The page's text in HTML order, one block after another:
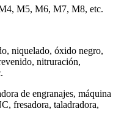
M5, M6, M7, M8, etc.
niquelado, óxido negro,
nitruración,
de engranajes, máquina
fresadora, taladradora,